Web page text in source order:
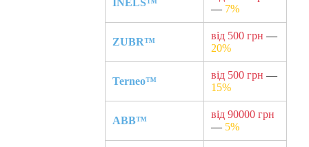
INELS™
— 7%
ZUBR™
від 500 грн —
20%
Terneo™
від 500 грн —
15%
ABB™
від 90000 грн
— 5%